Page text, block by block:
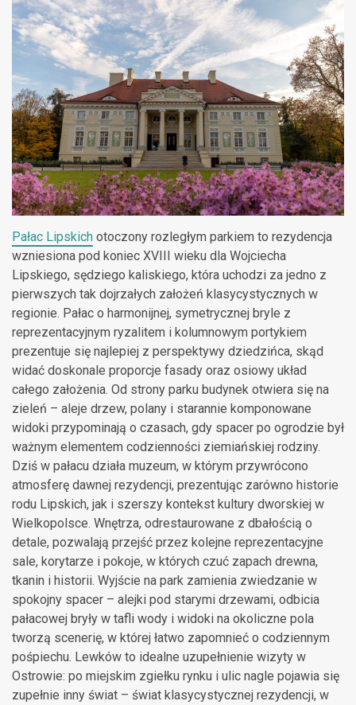
Pałac Lipskich otoczony rozległym parkiem to rezydencja
wzniesiona pod koniec XVIII wieku dla Wojciecha
Lipskiego, sędziego kaliskiego, która uchodzi za jedno z
pierwszych tak dojrzałych założeń klasycystycznych w
regionie. Pałac o harmonijnej, symetrycznej bryle z
reprezentacyjnym ryzalitem i kolumnowym portykiem
prezentuje się najlepiej z perspektywy dziedzińca, skąd
widać doskonale proporcje fasady oraz osiowy układ
całego założenia. Od strony parku budynek otwiera się na
zieleń – aleje drzew, polany i starannie komponowane
widoki przypominają o czasach, gdy spacer po ogrodzie był
ważnym elementem codzienności ziemiańskiej rodziny.
Dziś w pałacu działa muzeum, w którym przywrócono
atmosferę dawnej rezydencji, prezentując zarówno historie
rodu Lipskich, jak i szerszy kontekst kultury dworskiej w
Wielkopolsce. Wnętrza, odrestaurowane z dbałością o
detale, pozwalają przejść przez kolejne reprezentacyjne
sale, korytarze i pokoje, w których czuć zapach drewna,
tkanin i historii. Wyjście na park zamienia zwiedzanie w
spokojny spacer – alejki pod starymi drzewami, odbicia
pałacowej bryły w tafli wody i widoki na okoliczne pola
tworzą scenerię, w której łatwo zapomnieć o codziennym
pośpiechu. Lewków to idealne uzupełnienie wizyty w
Ostrowie: po miejskim zgiełku rynku i ulic nagle pojawia się
zupełnie inny świat – świat klasycystycznej rezydencji, w